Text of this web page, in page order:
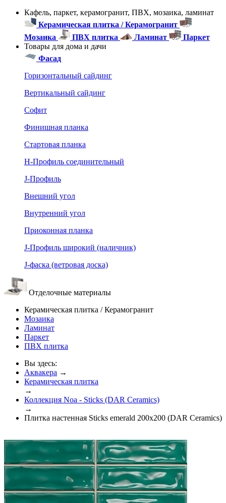
Кафель, паркет, керамогранит, ПВХ, мозаика, ламинат
Керамическая плитка / Керамогранит
Мозаика
ПВХ плитка Ламинат
Паркет
Товары для дома и дачи
Фасад
Горизонтальный сайдинг
Вертикальный сайдинг
Софит
Финишная планка
Стартовая планка
Н-Профиль соединительный
J-Профиль
Внешний угол
Внутренний угол
Приоконная планка
J-Профиль широкий (наличник)
J-фаска (ветровая доска)
Отделочные материалы
Керамическая плитка / Керамогранит
Мозаика
Ламинат
Паркет
ПВХ плитка
Вы здесь:
Аквакера →
Керамическая плитка
→
Коллекция Noa - Sticks (DAR Сeramics)
→
Плитка настенная Sticks emerald 200x200 (DAR Сeramics)